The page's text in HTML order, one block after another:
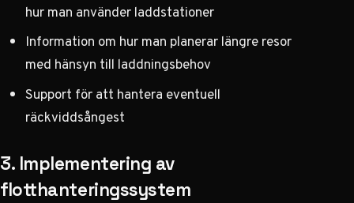
hur man använder laddstationer
Information om hur man planerar längre resor
med hänsyn till laddningsbehov
Support för att hantera eventuell
räckviddsångest
3. Implementering av
flotthanteringssystem